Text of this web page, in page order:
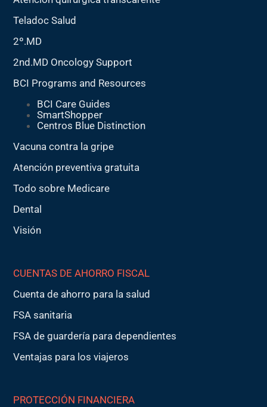
Teladoc Salud
2º.MD
2nd.MD Oncology Support
BCI Programs and Resources
BCI Care Guides
SmartShopper
Centros Blue Distinction
Vacuna contra la gripe
Atención preventiva gratuita
Todo sobre Medicare
Dental
Visión
CUENTAS DE AHORRO FISCAL
Cuenta de ahorro para la salud
FSA sanitaria
FSA de guardería para dependientes
Ventajas para los viajeros
PROTECCIÓN FINANCIERA